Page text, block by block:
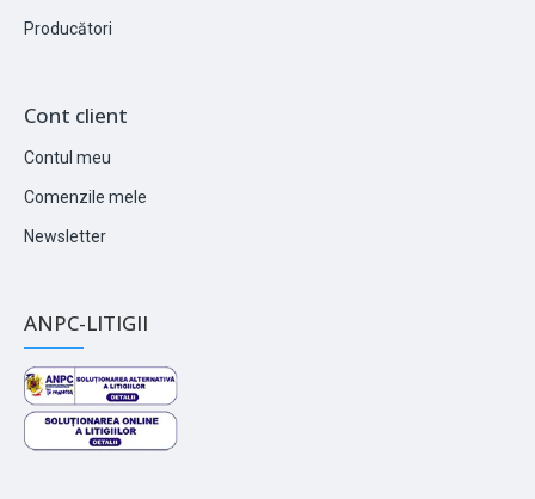
Producători
Cont client
Contul meu
Comenzile mele
Newsletter
ANPC-LITIGII